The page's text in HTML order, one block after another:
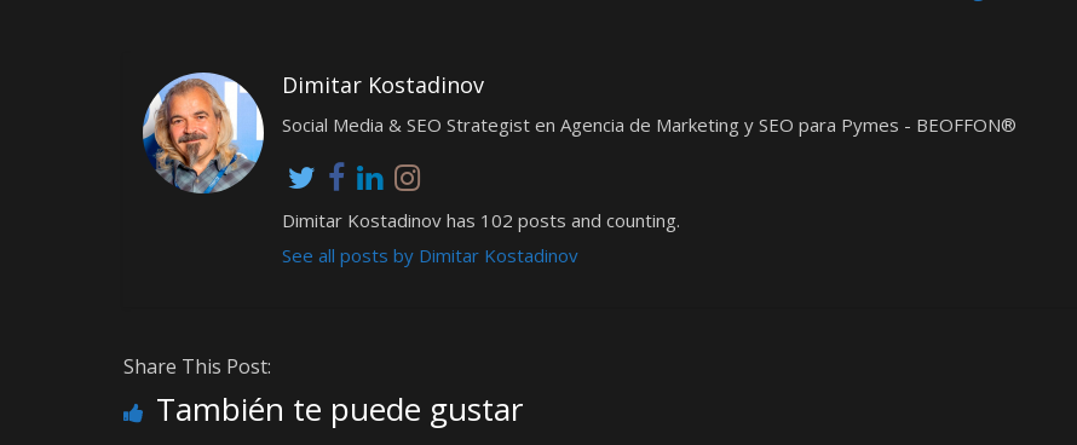
Dimitar Kostadinov
Social Media & SEO Strategist en Agencia de Marketing y SEO para Pymes - BEOFFON®
Dimitar Kostadinov has 102 posts and counting.
See all posts by Dimitar Kostadinov
Share This Post:
También te puede gustar